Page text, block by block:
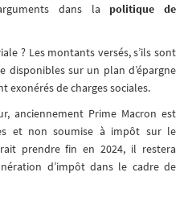
dans la politique de
? Les montants versés, s’ils sont
disponibles sur un plan d’épargne
exonérés de charges sociales.
anciennement Prime Macron est
et non soumise à impôt sur le
prendre fin en 2024, il restera
d’impôt dans le cadre de